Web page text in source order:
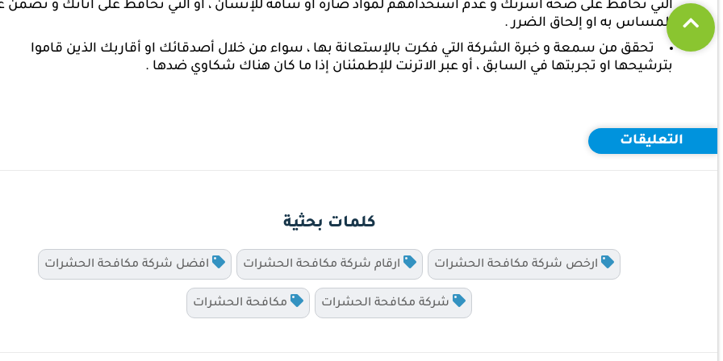
التي تحافظ على صحة أسرتك و عدم استخدامهم لمواد ضارة أو سامة للإنسان ، أو التي تحافظ على أثاثك و تضمن
المساس به او إلحاق الضرر .
تحقق من سمعة و خبرة الشركة التي فكرت بالإستعانة بها ، سواء من خلال أصدقائك او أقاربك الذين قاموا
بترشيحها او تجربتها في السابق ، أو عبر الاترنت للإطمئنان إذا ما كان هناك شكاوي ضدها .
التعليقات
كلمات بحثية
ارخص شركة مكافحة الحشرات ارقام شركة مكافحة الحشرات افضل شركة مكافحة الحشرات
شركة مكافحة الحشرات مكافحة الحشرات